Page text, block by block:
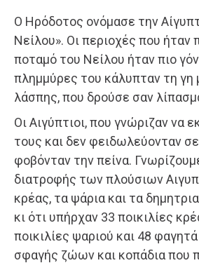
Ο Ηρόδοτος ονόμασε την
Νείλου». Οι περιοχές που ήταν
ποταμό του Νείλου ήταν πιο
πλημμύρες του κάλυπταν τη
λάσπης, που δρούσε σαν
Οι Αιγύπτιοι, που γνώριζαν να
τους και δεν φειδωλεύονταν
φοβόνταν την πείνα.
διατροφής των πλούσιων
κρέας, τα ψάρια και τα
κι ότι υπήρχαν 33 ποικιλίες
ποικιλίες ψαριού και 48
σφαγής ζώων και κοπάδια που